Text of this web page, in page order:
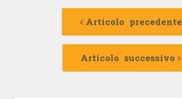
Navigazione
Articolo precedente
Articolo successivo